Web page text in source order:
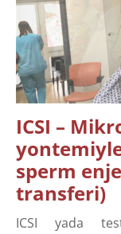
ICSI –
sperm
transferi)
ICSI yada